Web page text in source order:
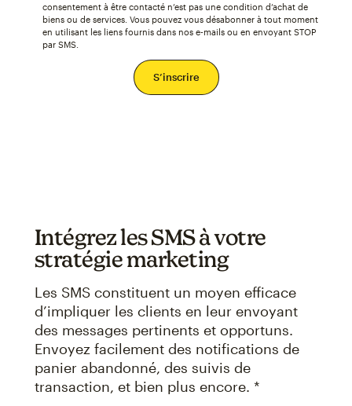
consentement à être contacté n’est pas une condition d’achat de
biens ou de services. Vous pouvez vous désabonner à tout moment
en utilisant les liens fournis dans nos e-mails ou en envoyant STOP
par SMS.
Intégrez les SMS à votre
stratégie marketing
Les SMS constituent un moyen efficace
d’impliquer les clients en leur envoyant
des messages pertinents et opportuns.
Envoyez facilement des notifications de
panier abandonné, des suivis de
transaction, et bien plus encore. *